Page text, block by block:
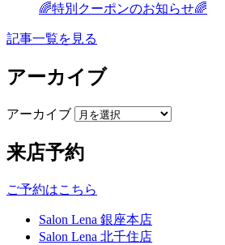
🌈特別クーポンのお知らせ🌈
記事一覧を見る
アーカイブ
アーカイブ
来店予約
ご予約はこちら
Salon Lena 銀座本店
Salon Lena 北千住店